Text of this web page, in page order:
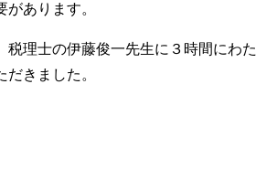
があります。
税理士の伊藤俊一先生に３時間にわた
だきました。